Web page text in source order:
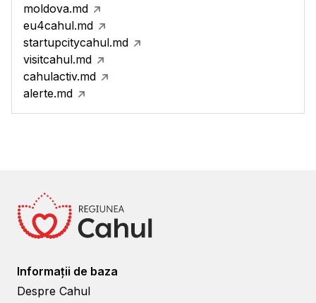
moldova.md
eu4cahul.md
startupcitycahul.md
visitcahul.md
cahulactiv.md
alerte.md
Informații de baza
Despre Cahul